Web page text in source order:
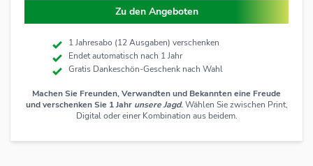
Zu den Angeboten
1 Jahresabo (12 Ausgaben) verschenken
Endet automatisch nach 1 Jahr
Gratis Dankeschön-Geschenk nach Wahl
Machen Sie Freunden, Verwandten und Bekannten eine Freude
und verschenken Sie 1 Jahr unsere Jagd.Wählen Sie zwischen Print,
Digital oder einer Kombination aus beidem.